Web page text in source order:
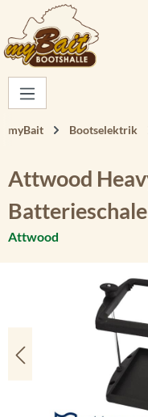
Zum Hauptinhalt springen
myBait Bootselektrik
Attwood
Batterieschale
Attwood